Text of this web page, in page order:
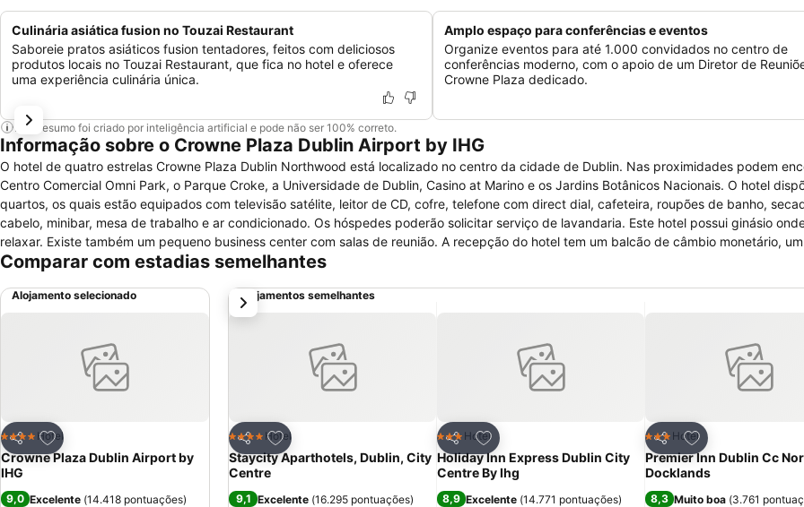
Culinária asiática fusion no Touzai Restaurant
Saboreie pratos asiáticos fusion tentadores, feitos com deliciosos
produtos locais no Touzai Restaurant, que fica no hotel e oferece
uma experiência culinária única.
Amplo espaço para conferências e eventos
Organize eventos para até 1.000 convidados no centro de
conferências moderno, com o apoio de um Diretor de
Crowne Plaza dedicado.
Este resumo foi criado por inteligência artificial e pode não ser 100% correto.
Informação sobre o Crowne Plaza Dublin Airport by IHG
O hotel de quatro estrelas Crowne Plaza Dublin Northwood está localizado no centro da cidade de Dublin. Nas proximidades podem
Centro Comercial Omni Park, o Parque Croke, a Universidade de Dublin, Casino at Marino e os Jardins Botânicos Nacionais. O hotel
quartos, os quais estão equipados com televisão satélite, leitor de CD, cofre, telefone com direct dial, cafeteira, roupões de banho,
cabelo, minibar, mesa de trabalho e ar condicionado. Os hóspedes poderão solicitar serviço de lavandaria. Este hotel possui ginásio
relaxar. Existe também um pequeno business center com salas de reunião. A recepção do hotel tem um balcão de câmbio monetário,
poderá deixar os seus pertences e um balcão de concierge onde poderá pedir informações e planear actividades. Os hóspedes poderão
às 11:00 horas.
Comparar com estadias semelhantes
Alojamento selecionado
Partilhar
Adicionar aos favoritos
4 EstrelasHotel
Crowne Plaza Dublin Airport by
IHG
9,0 Excelente (14.418 pontuações)
Alojamentos semelhantes
Partilhar
Adicionar aos favoritos
4 EstrelasHotel
Staycity Aparthotels, Dublin, City
Centre
9,1 Excelente (16.295 pontuações)
Partilhar
Adicionar aos favoritos
3 Estrelas
Hotel
Holiday Inn Express Dublin City
Centre By Ihg
8,9 Excelente (14.771 pontuações)
Partilhar
Adicionar aos
3 Estrelas
Hotel
Premier Inn Dublin Cc
Docklands
8,3 Muito boa (3.761
próximo